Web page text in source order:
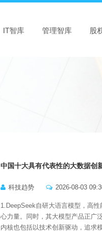
IT智库 管理智库 股
中国十大具有代表性的大数据创
科技趋势 2026-08-03
1.DeepSeek自研大语言模型，高
心力量。同时，其大模型产品正广
内核也包括以技术创新驱动，追